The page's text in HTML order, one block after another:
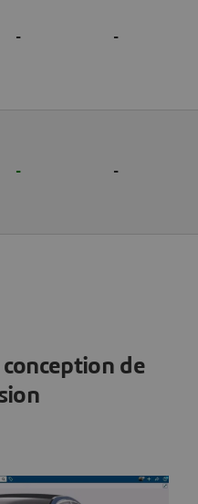
- -
- -
de